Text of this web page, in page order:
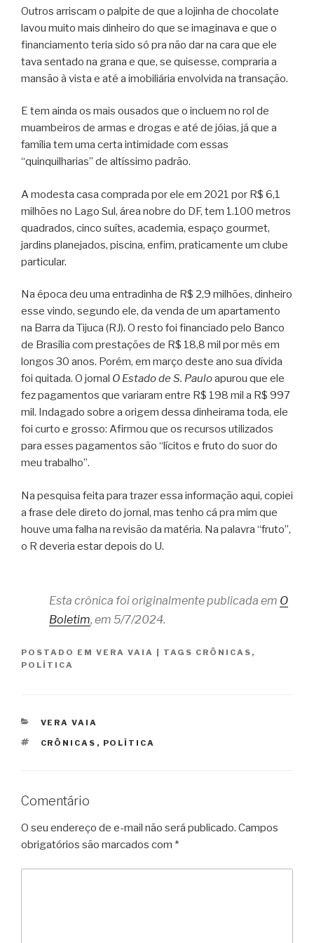
Outros arriscam o palpite de que a lojinha de chocolate
lavou muito mais dinheiro do que se imaginava e que o
financiamento teria sido só pra não dar na cara que ele
tava sentado na grana e que, se quisesse, compraria a
mansão à vista e até a imobiliária envolvida na transação.
E tem ainda os mais ousados que o incluem no rol de
muambeiros de armas e drogas e até de jóias, já que a
família tem uma certa intimidade com essas
“quinquilharias” de altíssimo padrão.
A modesta casa comprada por ele em 2021 por R$ 6,1
milhões no Lago Sul, área nobre do DF, tem 1.100 metros
quadrados, cinco suítes, academia, espaço gourmet,
jardins planejados, piscina, enfim, praticamente um clube
particular.
Na época deu uma entradinha de R$ 2,9 milhões, dinheiro
esse vindo, segundo ele, da venda de um apartamento
na Barra da Tijuca (RJ). O resto foi financiado pelo Banco
de Brasília com prestações de R$ 18,8 mil por mês em
longos 30 anos. Porém, em março deste ano sua dívida
foi quitada. O jornal O Estado de S. Pauloapurou que ele
fez pagamentos que variaram entre R$ 198 mil a R$ 997
mil. Indagado sobre a origem dessa dinheirama toda, ele
foi curto e grosso: Afirmou que os recursos utilizados
para esses pagamentos são “lícitos e fruto do suor do
meu trabalho”.
Na pesquisa feita para trazer essa informação aqui, copiei
a frase dele direto do jornal, mas tenho cá pra mim que
houve uma falha na revisão da matéria. Na palavra “fruto”,
o R deveria estar depois do U.
Esta crônica foi originalmente publicada em O
Boletim, em 5/7/2024.
POSTADO EM VERA VAIA TAGS CRÔNICAS ,
POLÍTICA
CATEGORIAS
VERA VAIA
TAGS
CRÔNICAS , POLÍTICA
Comentário
O seu endereço de e-mail não será publicado. Campos
obrigatórios são marcados com *